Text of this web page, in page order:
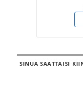
SINUA SAATTAISI